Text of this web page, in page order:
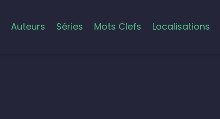
Auteurs Séries Mots Clefs Localisations